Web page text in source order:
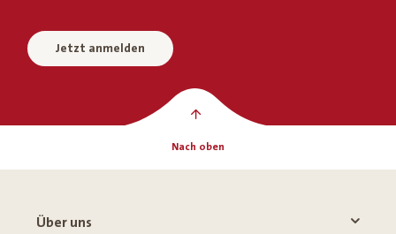
Jetzt anmelden
Nach oben
Über uns